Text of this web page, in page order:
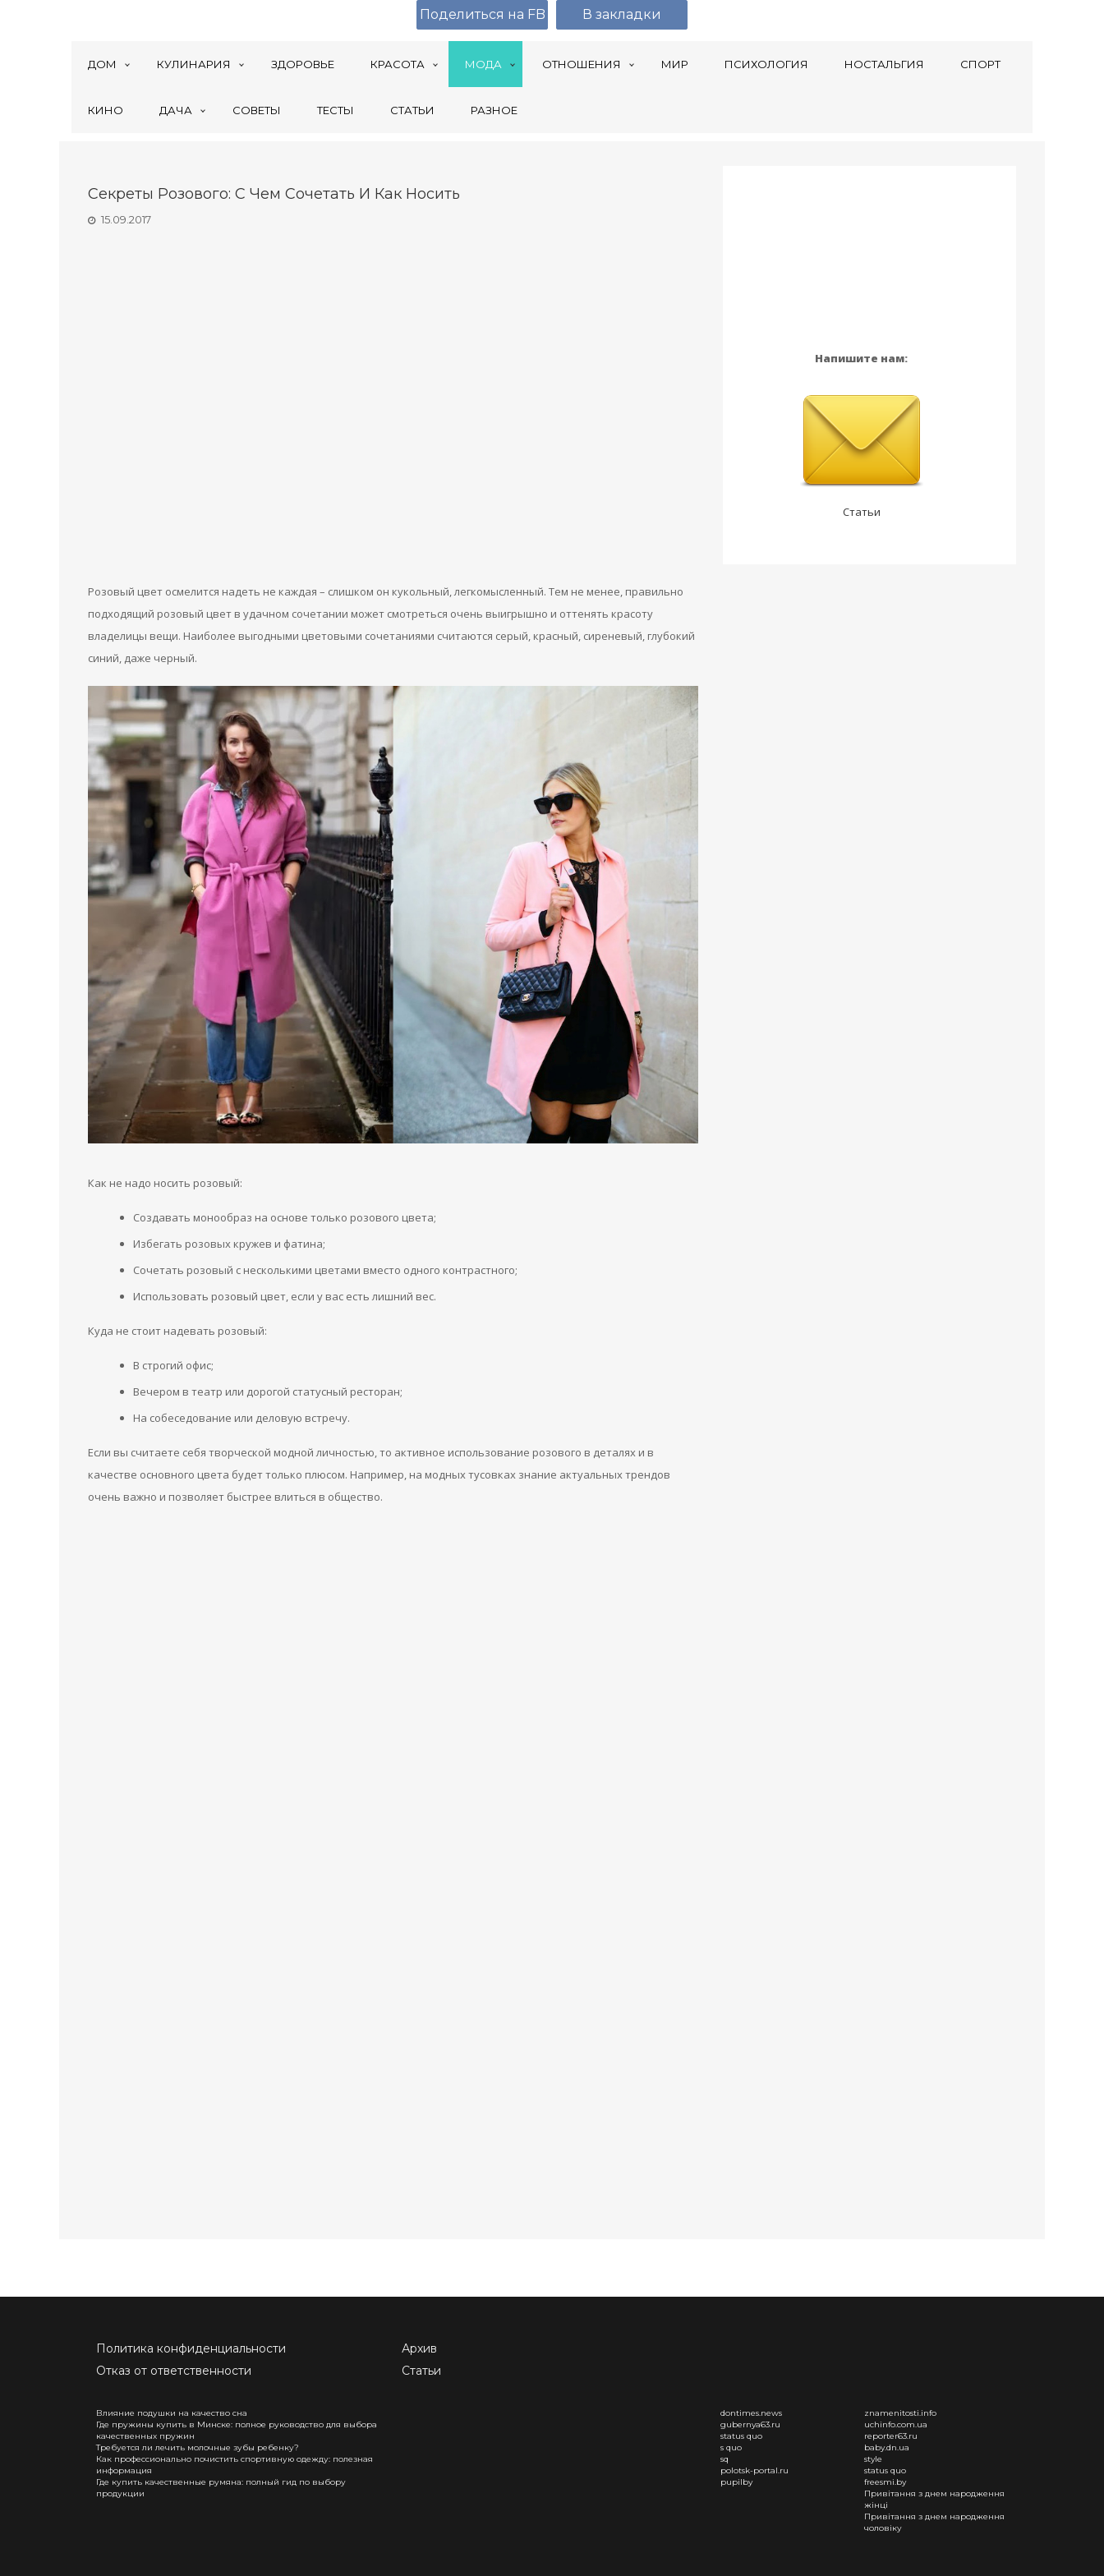
ДОМ КУЛИНАРИЯ ЗДОРОВЬЕ КРАСОТА МОДА ОТНОШЕНИЯ МИР ПСИХОЛОГИЯ НОСТАЛЬГИЯ СПОРТ
КИНО ДАЧА СОВЕТЫ ТЕСТЫ СТАТЬИ РАЗНОЕ
Секреты Розового: С Чем Сочетать И Как Носить
15.09.2017
Розовый цвет осмелится надеть не каждая – слишком он кукольный, легкомысленный. Тем не менее, правильно
подходящий розовый цвет в удачном сочетании может смотреться очень выигрышно и оттенять красоту
владелицы вещи. Наиболее выгодными цветовыми сочетаниями считаются серый, красный, сиреневый, глубокий
синий, даже черный.
Как не надо носить розовый:
Создавать монообраз на основе только розового цвета;
Избегать розовых кружев и фатина;
Сочетать розовый с несколькими цветами вместо одного контрастного;
Использовать розовый цвет, если у вас есть лишний вес.
Куда не стоит надевать розовый:
В строгий офис;
Вечером в театр или дорогой статусный ресторан;
На собеседование или деловую встречу.
Если вы считаете себя творческой модной личностью, то активное использование розового в деталях и в
качестве основного цвета будет только плюсом. Например, на модных тусовках знание актуальных трендов
очень важно и позволяет быстрее влиться в общество.
Напишите нам:
Статьи
Политика конфиденциальности
Отказ от ответственности
Архив
Статьи
Влияние подушки на качество сна
Где пружины купить в Минске: полное руководство для выбора
качественных пружин
Требуется ли лечить молочные зубы ребенку?
Как профессионально почистить спортивную одежду: полезная
информация
Где купить качественные румяна: полный гид по выбору
продукции
dontimes.news
gubernya63.ru
status quo
s quo
sq
polotsk-portal.ru
pupilby
znamenitosti.info
uchinfo.com.ua
reporter63.ru
baby.dn.ua
style
status quo
freesmi.by
Привітання з днем народження
жінці
Привітання з днем народження
чоловіку
Поделиться на FB В закладки